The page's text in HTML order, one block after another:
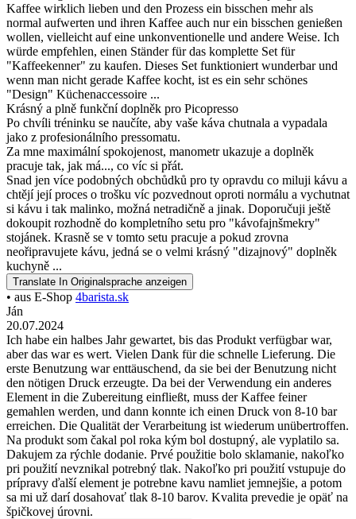
Kaffee wirklich lieben und den Prozess ein bisschen mehr als
normal aufwerten und ihren Kaffee auch nur ein bisschen genießen
wollen, vielleicht auf eine unkonventionelle und andere Weise. Ich
würde empfehlen, einen Ständer für das komplette Set für
"Kaffeekenner" zu kaufen. Dieses Set funktioniert wunderbar und
wenn man nicht gerade Kaffee kocht, ist es ein sehr schönes
"Design" Küchenaccessoire ...
Krásný a plně funkční doplněk pro Picopresso
Po chvíli tréninku se naučíte, aby vaše káva chutnala a vypadala
jako z profesionálního pressomatu.
Za mne maximální spokojenost, manometr ukazuje a doplněk
pracuje tak, jak má..., co víc si přát.
Snad jen více podobných obchůdků pro ty opravdu co miluji kávu a
chtějí její proces o trošku víc pozvednout oproti normálu a vychutnat
si kávu i tak malinko, možná netradičně a jinak. Doporučuji ještě
dokoupit rozhodně do kompletního setu pro "kávofajnšmekry"
stojánek. Krasně se v tomto setu pracuje a pokud zrovna
neořipravujete kávu, jedná se o velmi krásný "dizajnový" doplněk
kuchyně ...
Translate In Originalsprache anzeigen
• aus E-Shop 4barista.sk
Ján
20.07.2024
Ich habe ein halbes Jahr gewartet, bis das Produkt verfügbar war,
aber das war es wert. Vielen Dank für die schnelle Lieferung. Die
erste Benutzung war enttäuschend, da sie bei der Benutzung nicht
den nötigen Druck erzeugte. Da bei der Verwendung ein anderes
Element in die Zubereitung einfließt, muss der Kaffee feiner
gemahlen werden, und dann konnte ich einen Druck von 8-10 bar
erreichen. Die Qualität der Verarbeitung ist wiederum unübertroffen.
Na produkt som čakal pol roka kým bol dostupný, ale vyplatilo sa.
Dakujem za rýchle dodanie. Prvé použitie bolo sklamanie, nakoľko
pri použití nevznikal potrebný tlak. Nakoľko pri použití vstupuje do
prípravy ďalší element je potrebne kavu namliet jemnejšie, a potom
sa mi už darí dosahovať tlak 8-10 barov. Kvalita prevedie je opäť na
špičkovej úrovni.